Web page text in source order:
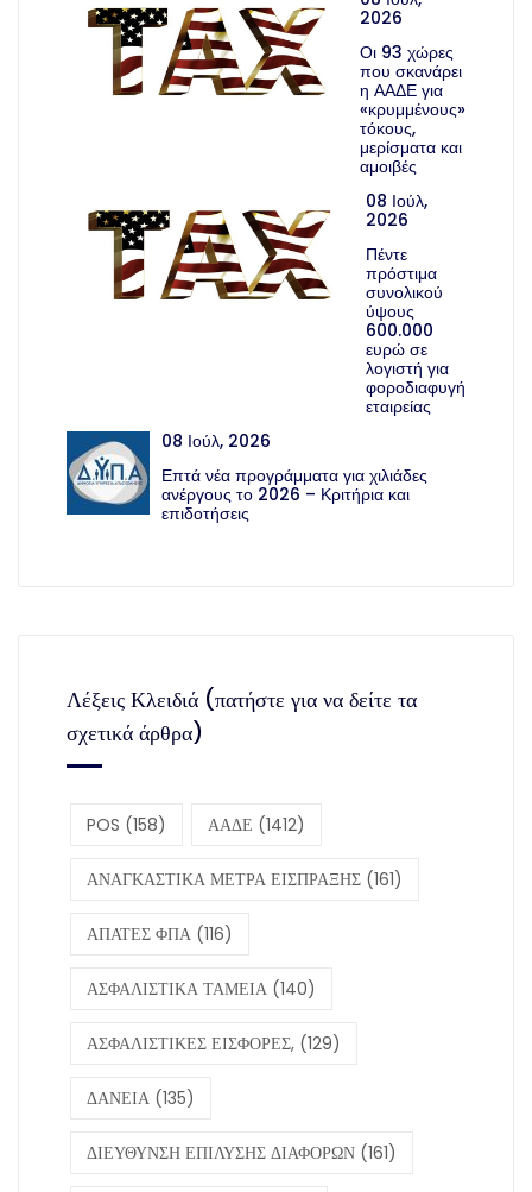
2026
Οι 93 χώρες
που σκανάρει
η ΑΑΔΕ για
«κρυμμένους»
τόκους,
μερίσματα και
αμοιβές
08 Ιούλ,
2026
Πέντε
πρόστιμα
συνολικού
ύψους
600.000
ευρώ σε
λογιστή για
φοροδιαφυγή
εταιρείας
08 Ιούλ, 2026
Επτά νέα προγράμματα για χιλιάδες
ανέργους το 2026 – Κριτήρια και
επιδοτήσεις
Λέξεις Κλειδιά (πατήστε για να δείτε τα
σχετικά άρθρα)
POS (158) ΑΑΔΕ (1412)
ΑΝΑΓΚΑΣΤΙΚΑ ΜΕΤΡΑ ΕΙΣΠΡΑΞΗΣ (161)
ΑΠΑΤΕΣ ΦΠΑ (116)
ΑΣΦΑΛΙΣΤΙΚΑ ΤΑΜΕΙΑ (140)
ΑΣΦΑΛΙΣΤΙΚΕΣ ΕΙΣΦΟΡΕΣ, (129)
ΔΑΝΕΙΑ (135)
ΔΙΕΥΘΥΝΣΗ ΕΠΙΛΥΣΗΣ ΔΙΑΦΟΡΩΝ (161)